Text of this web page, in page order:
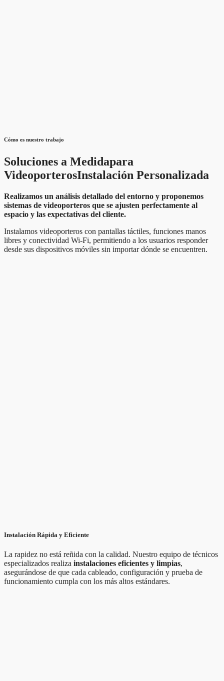
Cómo es nuestro trabajo
Soluciones a Medidapara
VideoporterosInstalación Personalizada
Realizamos un análisis detallado del entorno y proponemos
sistemas de videoporteros que se ajusten perfectamente al
espacio y las expectativas del cliente.
Instalamos videoporteros con pantallas táctiles, funciones manos
libres y conectividad Wi-Fi, permitiendo a los usuarios responder
desde sus dispositivos móviles sin importar dónde se encuentren.
Instalación Rápida y Eficiente
La rapidez no está reñida con la calidad. Nuestro equipo de técnicos
especializados realiza instalaciones eficientes y limpias,
asegurándose de que cada cableado, configuración y prueba de
funcionamiento cumpla con los más altos estándares.